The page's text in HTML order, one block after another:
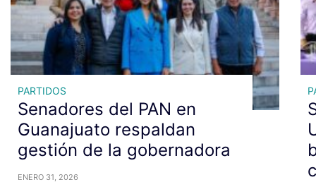
PARTIDOS
Senadores del PAN en
Guanajuato respaldan
gestión de la gobernadora
ENERO 31, 2026